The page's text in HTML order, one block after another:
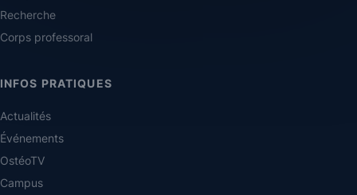
Recherche
Corps professoral
INFOS PRATIQUES
Actualités
Événements
OstéoTV
Campus